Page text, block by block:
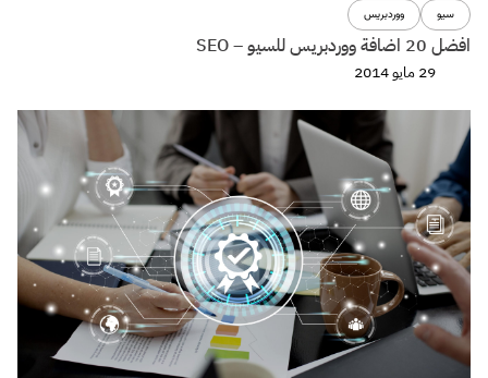
سيو ووردبريس
افضل 20 اضافة ووردبريس للسيو – SEO
29 مايو 2014